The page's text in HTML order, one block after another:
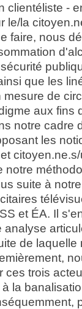
clientéliste -
le/la
faire, nous
que les
de
aux fins
notre cadre
les
notre
suite à
et ÉA. Il
de laquelle
ces trois
la